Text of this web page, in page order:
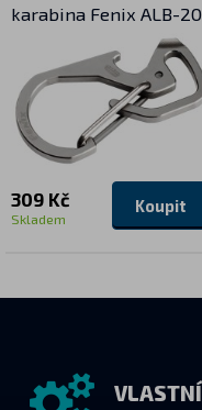
karabina Fenix ALB-20
309 Kč
Skladem
Koupit
VLASTNÍ